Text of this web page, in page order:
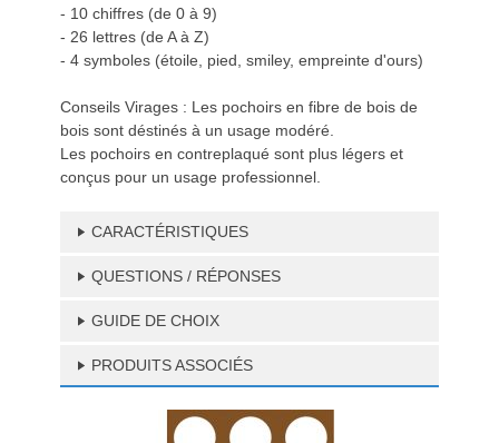
- 10 chiffres (de 0 à 9)
- 26 lettres (de A à Z)
- 4 symboles (étoile, pied, smiley, empreinte d'ours)
Conseils Virages : Les pochoirs en fibre de bois de
bois sont déstinés à un usage modéré.
Les pochoirs en contreplaqué sont plus légers et
conçus pour un usage professionnel.
CARACTÉRISTIQUES
QUESTIONS / RÉPONSES
GUIDE DE CHOIX
PRODUITS ASSOCIÉS